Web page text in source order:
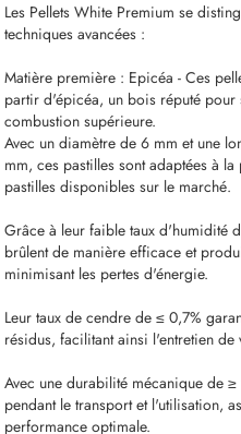
Les Pellets White Premium se
techniques avancées :
Matière première : Epicéa - Ces
partir d'épicéa, un bois réputé pour
combustion supérieure.
Avec un diamètre de 6 mm et une
mm, ces pastilles sont adaptées à
pastilles disponibles sur le marché.
Grâce à leur faible taux d'humidité
brûlent de manière efficace et
minimisant les pertes d'énergie.
Leur taux de cendre de ≤ 0,7%
résidus, facilitant ainsi l'entretien de
Avec une durabilité mécanique de
pendant le transport et l'utilisation,
performance optimale.